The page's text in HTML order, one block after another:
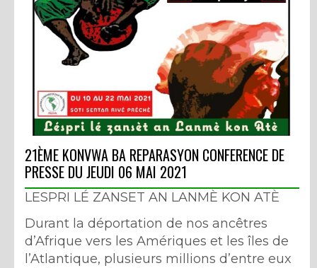
21ÈME KONVWA BA REPARASYON CONFERENCE DE
PRESSE DU JEUDI 06 MAI 2021
LESPRI LÉ ZANSET AN LANMÈ KON ATÈ
Durant la déportation de nos ancêtres
d’Afrique vers les Amériques et les îles de
l’Atlantique, plusieurs millions d’entre eux